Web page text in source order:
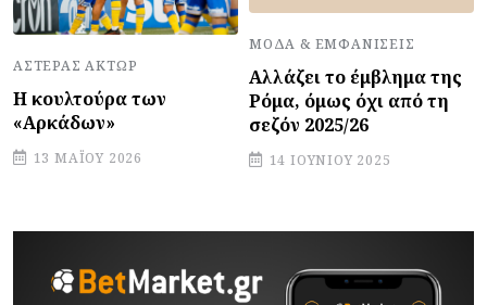
ΑΣΤΈΡΑΣ ΆΚΤΩΡ
Η κουλτούρα των
«Αρκάδων»
13 ΜΑΪ́ΟΥ 2026
ΜΌΔΑ & ΕΜΦΑΝΊΣΕΙΣ
Αλλάζει το έμβλημα της
Ρόμα, όμως όχι από τη
σεζόν 2025/26
14 ΙΟΥΝΊΟΥ 2025